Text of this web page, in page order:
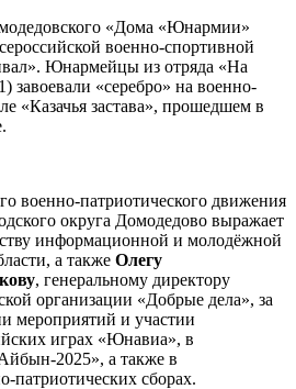
«Дома «Юнармии»
военно-спортивной
Юнармейцы из отряда «На
«серебро» на военно-
«Казачья застава», прошедшем в
военно-патриотического движения
округа Домодедово выражает
информационной и молодёжной
а также Олегу
, генеральному директору
организации «Добрые дела», за
мероприятий и участии
играх «Юнавиа», в
2025», а также в
патриотических сборах.